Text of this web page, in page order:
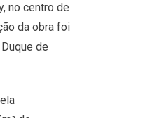
no centro de
da obra foi
de